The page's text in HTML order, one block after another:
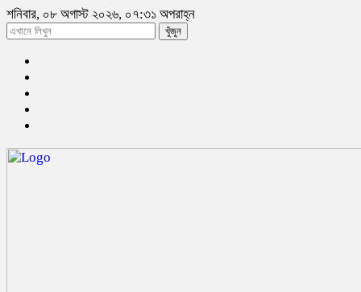
শনিবার, ০৮ অগাস্ট ২০২৬, ০৭:৩১ অপরাহ্ন
খুঁজুন